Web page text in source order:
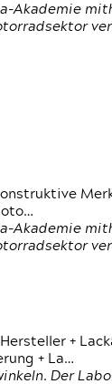
Akademie
Akademie
+
+ La…
Der